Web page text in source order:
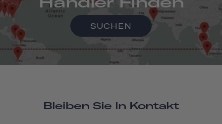
SUCHEN
Bleiben Sie In Kontakt